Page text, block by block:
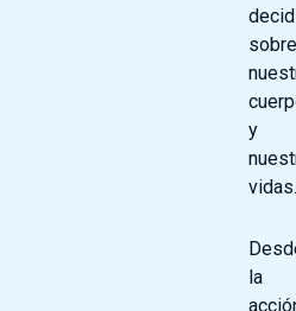
sobre
y
vidas.
la